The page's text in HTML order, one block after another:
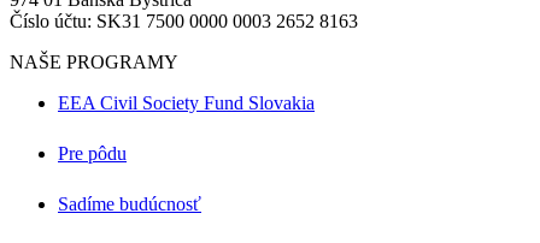
Číslo účtu: SK31 7500 0000 0003 2652 8163
NAŠE PROGRAMY
EEA Civil Society Fund Slovakia
Pre pôdu
Sadíme budúcnosť